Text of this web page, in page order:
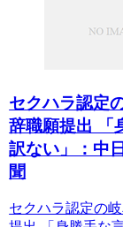
セクハラ認定
辞職願提出 「
訳ない」：中
聞
セクハラ認定の